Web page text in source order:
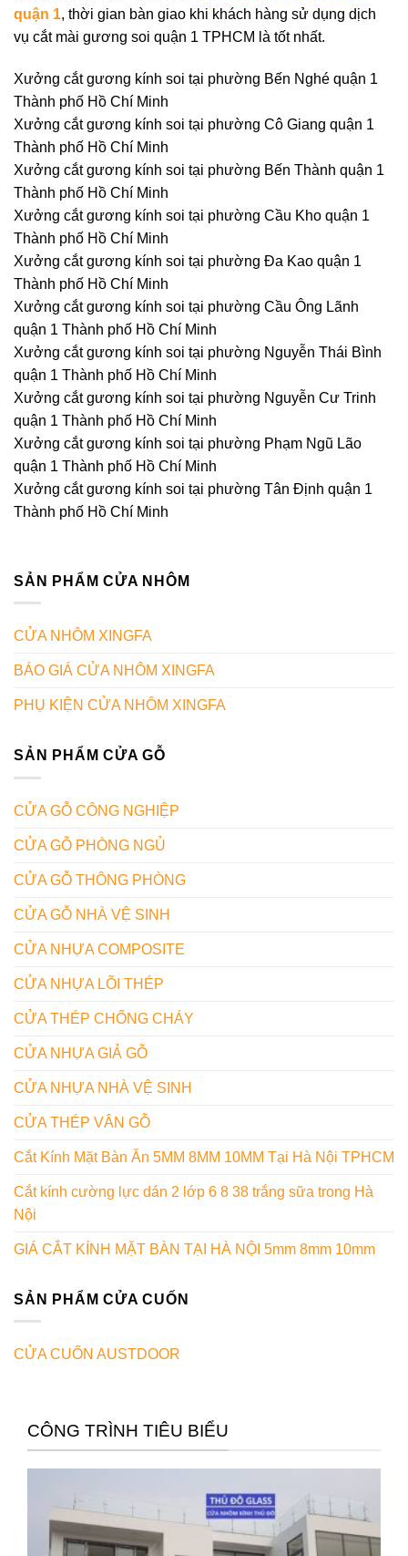
quận 1, thời gian bàn giao khi khách hàng sử dụng dịch
vụ cắt mài gương soi quận 1 TPHCM là tốt nhất.
Xưởng cắt gương kính soi tại phường Bến Nghé quận 1
Thành phố Hồ Chí Minh
Xưởng cắt gương kính soi tại phường Cô Giang quận 1
Thành phố Hồ Chí Minh
Xưởng cắt gương kính soi tại phường Bến Thành quận 1
Thành phố Hồ Chí Minh
Xưởng cắt gương kính soi tại phường Cầu Kho quận 1
Thành phố Hồ Chí Minh
Xưởng cắt gương kính soi tại phường Đa Kao quận 1
Thành phố Hồ Chí Minh
Xưởng cắt gương kính soi tại phường Cầu Ông Lãnh
quận 1 Thành phố Hồ Chí Minh
Xưởng cắt gương kính soi tại phường Nguyễn Thái Bình
quận 1 Thành phố Hồ Chí Minh
Xưởng cắt gương kính soi tại phường Nguyễn Cư Trinh
quận 1 Thành phố Hồ Chí Minh
Xưởng cắt gương kính soi tại phường Phạm Ngũ Lão
quận 1 Thành phố Hồ Chí Minh
Xưởng cắt gương kính soi tại phường Tân Định quận 1
Thành phố Hồ Chí Minh
SẢN PHẨM CỬA NHÔM
CỬA NHÔM XINGFA
BÁO GIÁ CỬA NHÔM XINGFA
PHỤ KIỆN CỬA NHÔM XINGFA
SẢN PHẨM CỬA GỖ
CỬA GỖ CÔNG NGHIỆP
CỬA GỖ PHÒNG NGỦ
CỬA GỖ THÔNG PHÒNG
CỬA GỖ NHÀ VỆ SINH
CỬA NHỰA COMPOSITE
CỬA NHỰA LÕI THÉP
CỬA THÉP CHỐNG CHÁY
CỬA NHỰA GIẢ GỖ
CỬA NHỰA NHÀ VỆ SINH
CỬA THÉP VÂN GỖ
Cắt Kính Mặt Bàn Ăn 5MM 8MM 10MM Tại Hà Nội TPHCM
Cắt kính cường lực dán 2 lớp 6 8 38 trắng sữa trong Hà
Nội
GIÁ CẮT KÍNH MẶT BÀN TẠI HÀ NỘI 5mm 8mm 10mm
SẢN PHẨM CỬA CUỐN
CỬA CUỐN AUSTDOOR
CÔNG TRÌNH TIÊU BIỂU